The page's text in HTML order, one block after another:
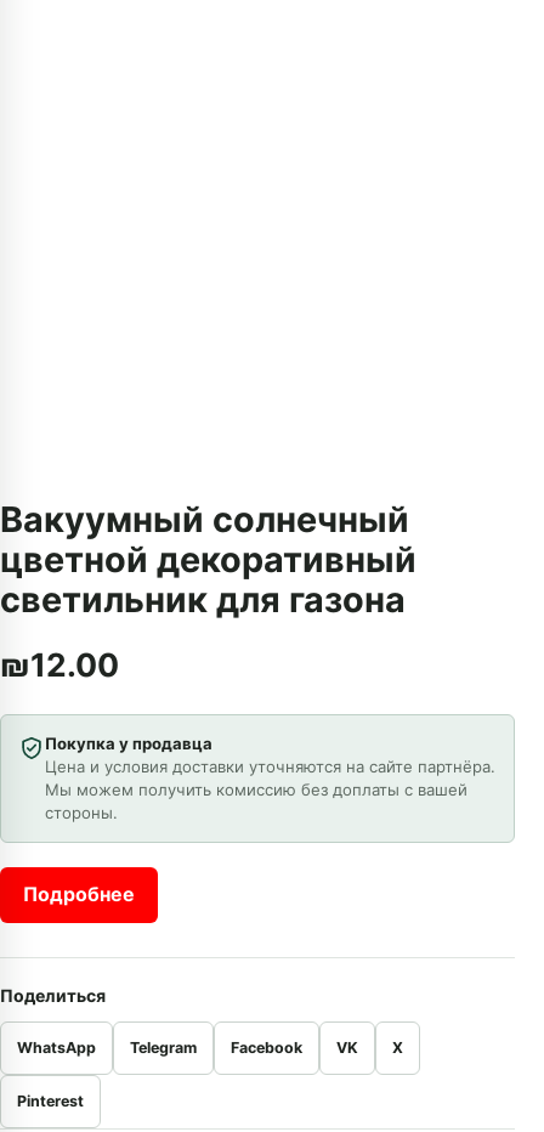
Вакуумный солнечный
цветной декоративный
светильник для газона
₪12.00
Покупка у продавца
Цена и условия доставки уточняются на сайте партнёра.
Мы можем получить комиссию без доплаты с вашей
стороны.
Подробнее
Поделиться
WhatsApp Telegram Facebook VK X
Pinterest